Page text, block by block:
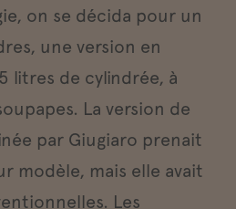
on se décida pour un
une version en
litres de cylindrée, à
La version de
par Giugiaro prenait
modèle, mais elle avait
Les